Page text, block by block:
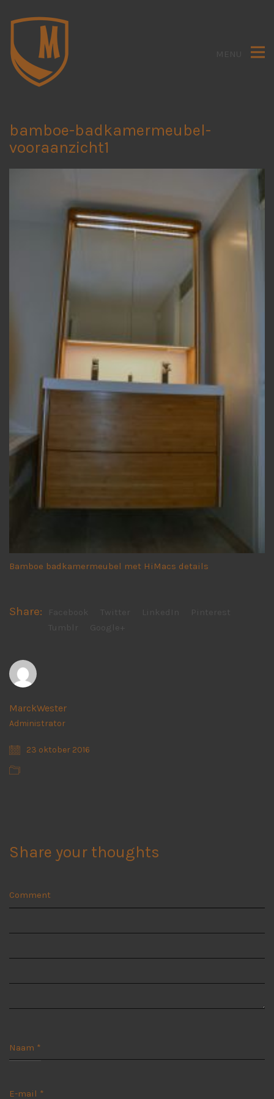
MENU
bamboe-badkamermeubel-
vooraanzicht1
Bamboe badkamermeubel met HiMacs details
Share:
MarckWester
Administrator
23 oktober 2016
Share your thoughts
Comment
Naam *
E-mail *